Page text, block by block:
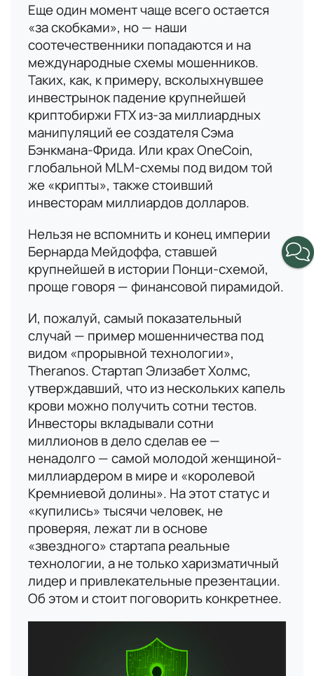
Еще один момент чаще всего остается
«за скобками», но — наши
соотечественники попадаются и на
международные схемы мошенников.
Таких, как, к примеру, всколыхнувшее
инвестрынок падение крупнейшей
криптобиржи FTX из-за миллиардных
манипуляций ее создателя Сэма
Бэнкмана-Фрида. Или крах OneCoin,
глобальной MLM-схемы под видом той
же «крипты», также стоивший
инвесторам миллиардов долларов.
Нельзя не вспомнить и конец империи
Бернарда Мейдоффа, ставшей
крупнейшей в истории Понци-схемой,
проще говоря — финансовой пирамидой.
И, пожалуй, самый показательный
случай — пример мошенничества под
видом «прорывной технологии»,
Theranos. Стартап Элизабет Холмс,
утверждавший, что из нескольких капель
крови можно получить сотни тестов.
Инвесторы вкладывали сотни
миллионов в дело сделав ее —
ненадолго — самой молодой женщиной-
миллиардером в мире и «королевой
Кремниевой долины». На этот статус и
«купились» тысячи человек, не
проверяя, лежат ли в основе
«звездного» стартапа реальные
технологии, а не только харизматичный
лидер и привлекательные презентации.
Об этом и стоит поговорить конкретнее.
Имя
Номер телефона
Email
Вопрос
Согласиена обработку персональных данных
В данный момент платформа
находится в разработке,
следите за новостями о